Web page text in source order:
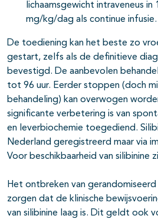
lichaamsgewicht intraveneus
mg/kg/dag als continue infusie.
De toediening kan het beste zo
gestart, zelfs als de definitieve
bevestigd. De aanbevolen
tot 96 uur. Eerder stoppen (doch
behandeling) kan overwogen
significante verbetering is van
en leverbiochemie toegediend.
Nederland geregistreerd maar via
Voor beschikbaarheid van silibinine
Het ontbreken van
zorgen dat de klinische
van silibinine laag is. Dit geldt ook